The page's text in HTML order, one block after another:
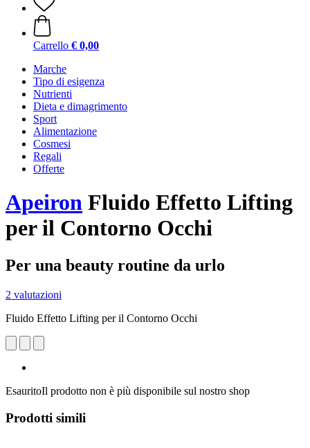
Carrello € 0,00
Marche
Tipo di esigenza
Nutrienti
Dieta e dimagrimento
Sport
Alimentazione
Cosmesi
Regali
Offerte
Apeiron Fluido Effetto Lifting
per il Contorno Occhi
Per una beauty routine da urlo
2 valutazioni
Fluido Effetto Lifting per il Contorno Occhi
EsauritoIl prodotto non è più disponibile sul nostro shop
Prodotti simili